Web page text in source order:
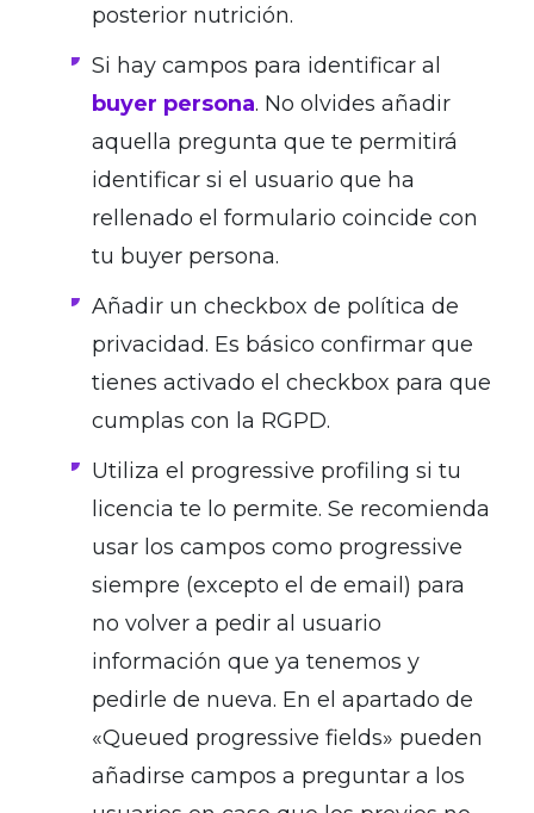
posterior nutrición.
Si hay campos para identificar al
buyer persona. No olvides añadir
aquella pregunta que te permitirá
identificar si el usuario que ha
rellenado el formulario coincide con
tu buyer persona.
Añadir un checkbox de política de
privacidad. Es básico confirmar que
tienes activado el checkbox para que
cumplas con la RGPD.
Utiliza el progressive profiling si tu
licencia te lo permite. Se recomienda
usar los campos como progressive
siempre (excepto el de email) para
no volver a pedir al usuario
información que ya tenemos y
pedirle de nueva. En el apartado de
«Queued progressive fields» pueden
añadirse campos a preguntar a los